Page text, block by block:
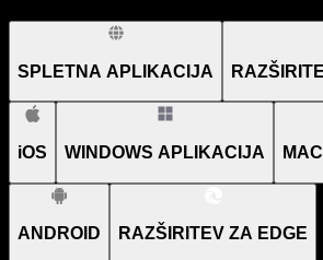
SPLETNA APLIKACIJA
iOS WINDOWS APLIKACIJA
ANDROID RAZŠIRITEV ZA EDGE